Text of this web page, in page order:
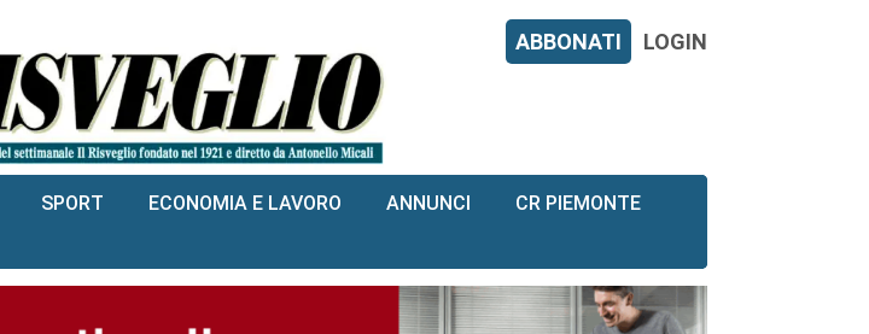
ABBONATI LOGIN
SPORT ECONOMIA E LAVORO ANNUNCI CR PIEMONTE